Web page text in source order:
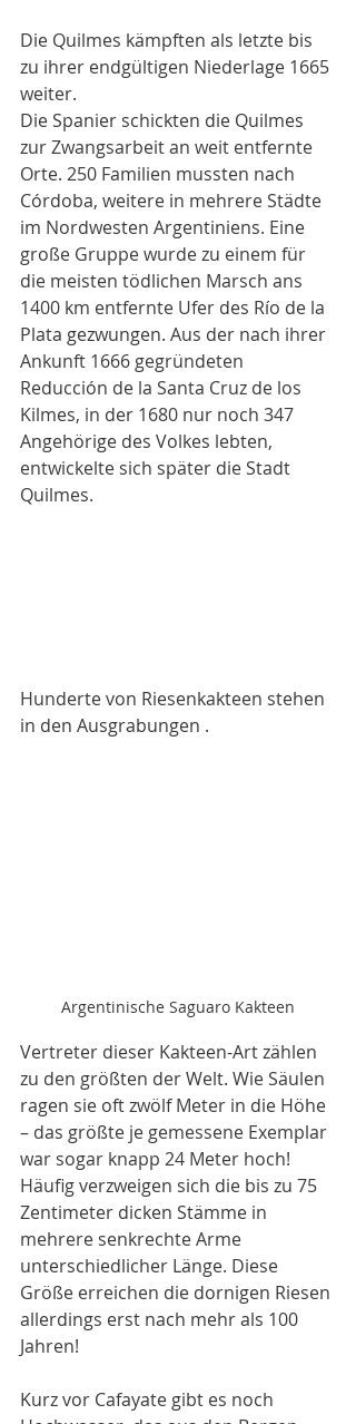
Die Quilmes kämpften als letzte bis
zu ihrer endgültigen Niederlage 1665
weiter.
Die Spanier schickten die Quilmes
zur Zwangsarbeit an weit entfernte
Orte. 250 Familien mussten nach
Córdoba, weitere in mehrere Städte
im Nordwesten Argentiniens. Eine
große Gruppe wurde zu einem für
die meisten tödlichen Marsch ans
1400 km entfernte Ufer des Río de la
Plata gezwungen. Aus der nach ihrer
Ankunft 1666 gegründeten
Reducción de la Santa Cruz de los
Kilmes, in der 1680 nur noch 347
Angehörige des Volkes lebten,
entwickelte sich später die Stadt
Quilmes.
Hunderte von Riesenkakteen stehen
in den Ausgrabungen .
Argentinische Saguaro Kakteen
Vertreter dieser Kakteen-Art zählen
zu den größten der Welt. Wie Säulen
ragen sie oft zwölf Meter in die Höhe
– das größte je gemessene Exemplar
war sogar knapp 24 Meter hoch!
Häufig verzweigen sich die bis zu 75
Zentimeter dicken Stämme in
mehrere senkrechte Arme
unterschiedlicher Länge. Diese
Größe erreichen die dornigen Riesen
allerdings erst nach mehr als 100
Jahren!
Kurz vor Cafayate gibt es noch